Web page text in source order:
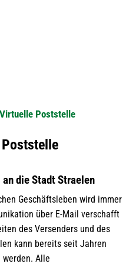
Virtuelle Poststelle
die Stadt Straelen
Geschäftsleben wird immer
über E-Mail verschafft
des Versenders und des
kann bereits seit Jahren
Alle